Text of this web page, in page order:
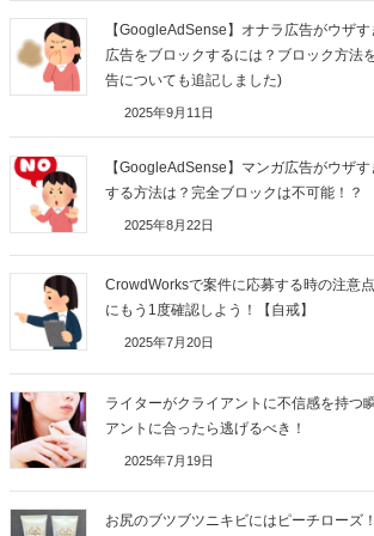
【GoogleAdSense】オナラ広告がウザ
広告をブロックするには？ブロック方法
告についても追記しました)
2025年9月11日
【GoogleAdSense】マンガ広告がウザ
する方法は？完全ブロックは不可能！？
2025年8月22日
CrowdWorksで案件に応募する時の注意
にもう1度確認しよう！【自戒】
2025年7月20日
ライターがクライアントに不信感を持つ
アントに合ったら逃げるべき！
2025年7月19日
お尻のブツブツニキビにはピーチローズ